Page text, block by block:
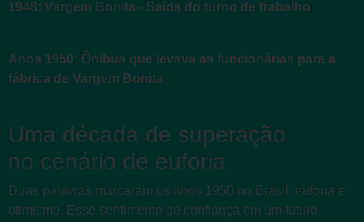
1948: Vargem Bonita - Saída do turno de trabalho
Anos 1950: Ônibus que levava as funcionárias para a
fábrica de Vargem Bonita
Uma década de superação
no cenário de euforia
Duas palavras marcaram os anos 1950 no Brasil: euforia e
otimismo. Esse sentimento de confiança em um futuro